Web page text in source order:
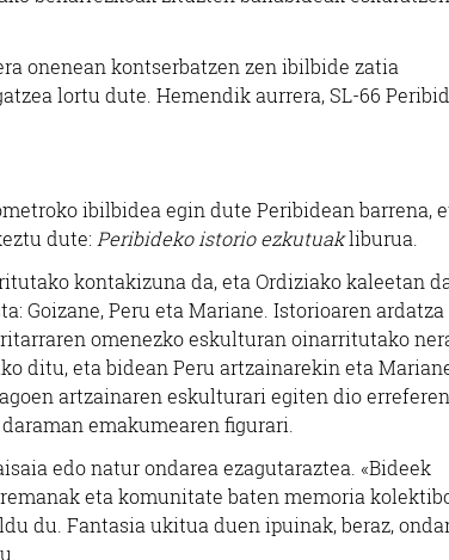
onenean kontserbatzen zen ibilbide zatia
lortu dute. Hemendik aurrera, SL-66
ibilbidea egin dute Peribidean barrena,
dute: Peribideko istorio ezkutuakliburua.
kontakizuna da, eta Ordiziako kaleetan
Goizane, Peru eta Mariane. Istorioaren ardatza
omenezko eskulturan oinarritutako
ditu, eta bidean Peru artzainarekin eta
artzainaren eskulturari egiten dio
emakumearen figurari.
edo natur ondarea ezagutaraztea. «Bideek
eta komunitate baten memoria
du. Fantasia ukitua duen ipuinak, beraz,